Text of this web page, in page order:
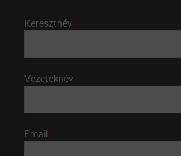
Keresztnév
Vezetéknév
Email